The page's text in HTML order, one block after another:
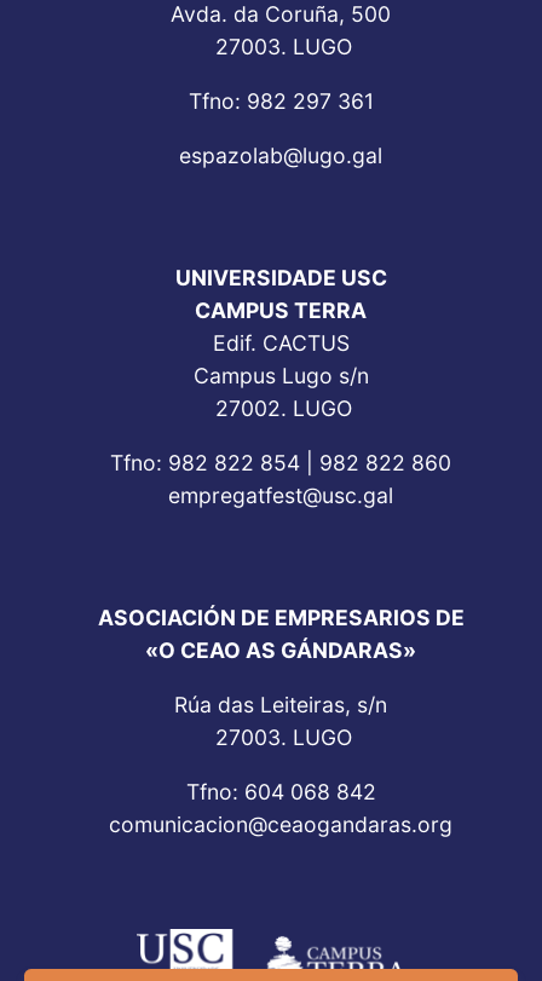
Avda. da Coruña, 500
27003. LUGO
Tfno: 982 297 361
espazolab@lugo.gal
UNIVERSIDADE USC
CAMPUS TERRA
Edif. CACTUS
Campus Lugo s/n
27002. LUGO
Tfno: 982 822 854 | 982 822 860
empregatfest@usc.gal
ASOCIACIÓN DE EMPRESARIOS DE
«O CEAO AS GÁNDARAS»
Rúa das Leiteiras, s/n
27003. LUGO
Tfno: 604 068 842
comunicacion@ceaogandaras.org